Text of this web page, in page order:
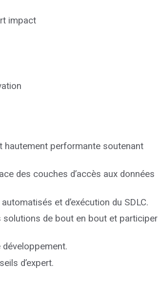
impact
hautement performante soutenant
des couches d’accès aux données
et d’exécution du SDLC.
solutions de bout en bout et participer
d’expert.